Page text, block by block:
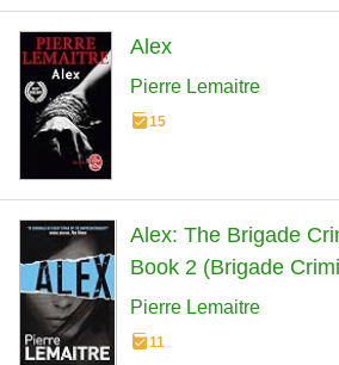
Alex
Pierre Lemaitre
15
Alex: The Brigade
Book 2 (Brigade
Pierre Lemaitre
11